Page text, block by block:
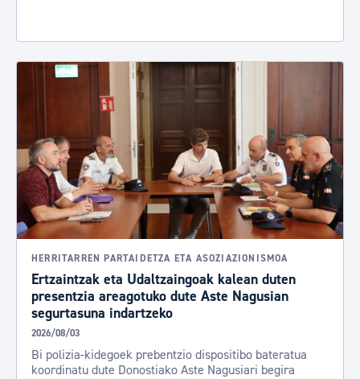
HERRITARREN PARTAIDETZA ETA ASOZIAZIONISMOA
Ertzaintzak eta Udaltzaingoak kalean duten
presentzia areagotuko dute Aste Nagusian
segurtasuna indartzeko
2026/08/03
Bi polizia-kidegoek prebentzio dispositibo bateratua
koordinatu dute Donostiako Aste Nagusiari begira